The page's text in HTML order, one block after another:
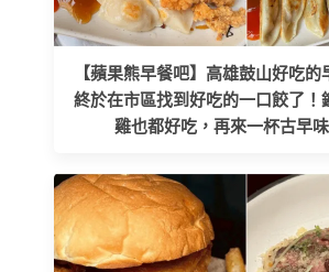
【蘋果熊早餐吧】高雄鼓山好吃的
終於在市區找到好吃的一口餃了！
雞也都好吃，再來一杯古早味